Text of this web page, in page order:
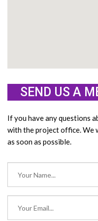
SEND US A
If you have any questions
with the project office. We
as soon as possible.